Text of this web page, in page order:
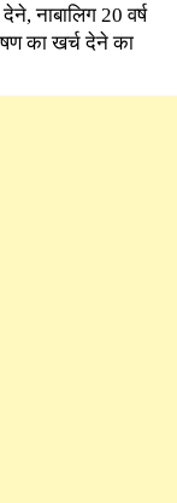
नाबालिग 20 वर्ष
का खर्च देने का